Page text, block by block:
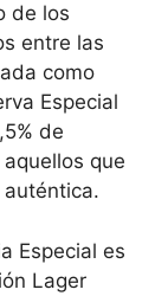
de los
entre las
como
Especial
de
que
Especial es
Lager